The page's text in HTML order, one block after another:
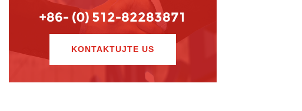
+86- (0) 512-82283871
KONTAKTUJTE US